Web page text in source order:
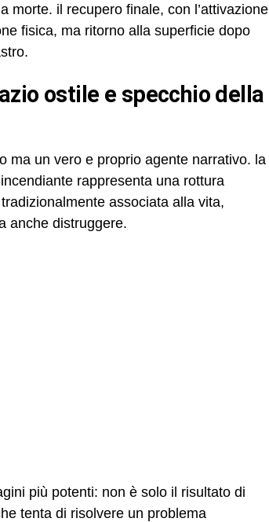
morte. il recupero finale, con l’attivazione
fisica, ma ritorno alla superficie dopo
ma un vero e proprio agente narrativo. la
rappresenta una rottura
associata alla vita,
anche distruggere.
più potenti: non è solo il risultato di
tenta di risolvere un problema